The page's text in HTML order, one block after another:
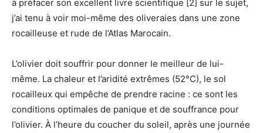
à préfacer son excellent livre scientifique [2] sur le sujet,
j’ai tenu à voir moi-même des oliveraies dans une zone
rocailleuse et rude de l’Atlas Marocain.
L’olivier doit souffrir pour donner le meilleur de lui-
même. La chaleur et l’aridité extrêmes (52°C), le sol
rocailleux qui empêche de prendre racine : ce sont les
conditions optimales de panique et de souffrance pour
l’olivier. À l’heure du coucher du soleil, après une journée